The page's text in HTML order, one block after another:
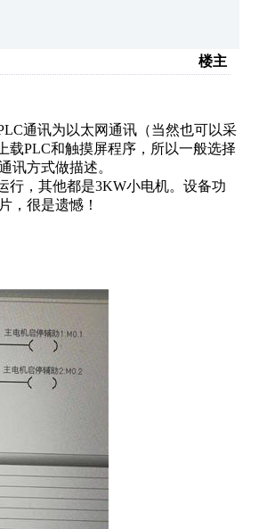
楼主
通讯为以太网通讯（当然也可以采
载PLC和触摸屏程序，所以一般选择
讯方式做描述。
行，其他都是3KW小电机。设备功
，很是遗憾！